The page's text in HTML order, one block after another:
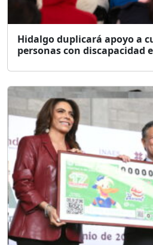
Hidalgo duplicará apoyo a
personas con discapacidad